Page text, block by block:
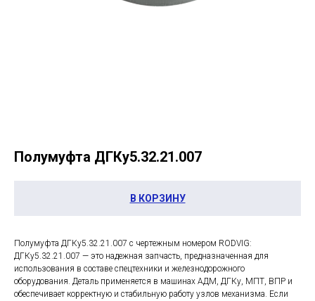
Полумуфта ДГКу5.32.21.007
В КОРЗИНУ
Полумуфта ДГКу5.32.21.007 с чертежным номером RODVIG:
ДГКу5.32.21.007 — это надежная запчасть, предназначенная для
использования в составе спецтехники и железнодорожного
оборудования. Деталь применяется в машинах АДМ, ДГКу, МПТ, ВПР и
обеспечивает корректную и стабильную работу узлов механизма. Если